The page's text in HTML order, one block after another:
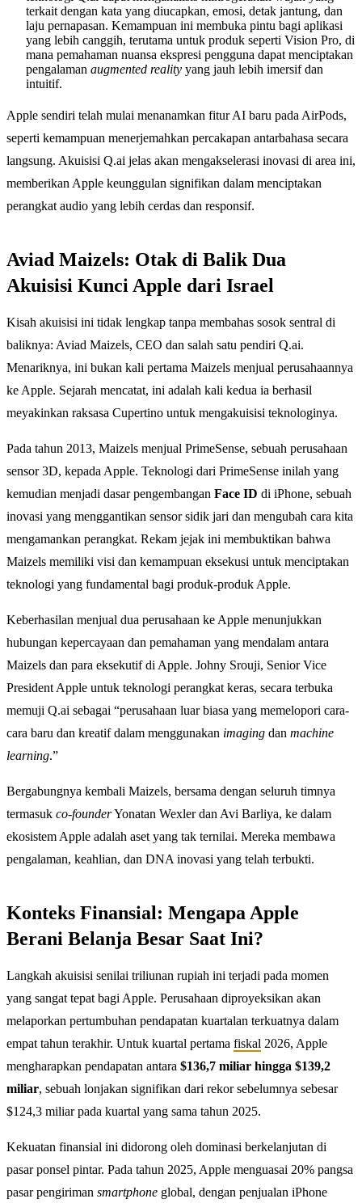
terkait dengan kata yang diucapkan, emosi, detak jantung, dan
laju pernapasan. Kemampuan ini membuka pintu bagi aplikasi
yang lebih canggih, terutama untuk produk seperti Vision Pro, di
mana pemahaman nuansa ekspresi pengguna dapat menciptakan
pengalaman augmented reality yang jauh lebih imersif dan
intuitif.
Apple sendiri telah mulai menanamkan fitur AI baru pada AirPods,
seperti kemampuan menerjemahkan percakapan antarbahasa secara
langsung. Akuisisi Q.ai jelas akan mengakselerasi inovasi di area ini,
memberikan Apple keunggulan signifikan dalam menciptakan
perangkat audio yang lebih cerdas dan responsif.
Aviad Maizels: Otak di Balik Dua
Akuisisi Kunci Apple dari Israel
Kisah akuisisi ini tidak lengkap tanpa membahas sosok sentral di
baliknya: Aviad Maizels, CEO dan salah satu pendiri Q.ai.
Menariknya, ini bukan kali pertama Maizels menjual perusahaannya
ke Apple. Sejarah mencatat, ini adalah kali kedua ia berhasil
meyakinkan raksasa Cupertino untuk mengakuisisi teknologinya.
Pada tahun 2013, Maizels menjual PrimeSense, sebuah perusahaan
sensor 3D, kepada Apple. Teknologi dari PrimeSense inilah yang
kemudian menjadi dasar pengembangan Face ID di iPhone, sebuah
inovasi yang menggantikan sensor sidik jari dan mengubah cara kita
mengamankan perangkat. Rekam jejak ini membuktikan bahwa
Maizels memiliki visi dan kemampuan eksekusi untuk menciptakan
teknologi yang fundamental bagi produk-produk Apple.
Keberhasilan menjual dua perusahaan ke Apple menunjukkan
hubungan kepercayaan dan pemahaman yang mendalam antara
Maizels dan para eksekutif di Apple. Johny Srouji, Senior Vice
President Apple untuk teknologi perangkat keras, secara terbuka
memuji Q.ai sebagai “perusahaan luar biasa yang memelopori cara-
cara baru dan kreatif dalam menggunakan imaging dan machine
learning.”
Bergabungnya kembali Maizels, bersama dengan seluruh timnya
termasuk co-founderYonatan Wexler dan Avi Barliya, ke dalam
ekosistem Apple adalah aset yang tak ternilai. Mereka membawa
pengalaman, keahlian, dan DNA inovasi yang telah terbukti.
Konteks Finansial: Mengapa Apple
Berani Belanja Besar Saat Ini?
Langkah akuisisi senilai triliunan rupiah ini terjadi pada momen
yang sangat tepat bagi Apple. Perusahaan diproyeksikan akan
melaporkan pertumbuhan pendapatan kuartalan terkuatnya dalam
empat tahun terakhir. Untuk kuartal pertama fiskal 2026, Apple
mengharapkan pendapatan antara $136,7 miliar hingga $139,2
miliar, sebuah lonjakan signifikan dari rekor sebelumnya sebesar
$124,3 miliar pada kuartal yang sama tahun 2025.
Kekuatan finansial ini didorong oleh dominasi berkelanjutan di
pasar ponsel pintar. Pada tahun 2025, Apple menguasai 20% pangsa
pasar pengiriman smartphone global, dengan penjualan iPhone